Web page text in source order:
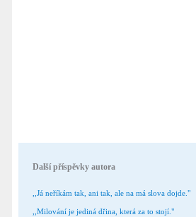
Další příspěvky autora
,,Já neříkám tak, ani tak, ale na má slova dojde."
,,Milování je jediná dřina, která za to stojí."